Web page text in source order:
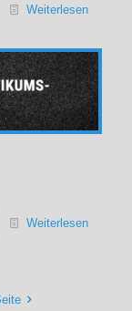
Weiterlesen
Weiterlesen